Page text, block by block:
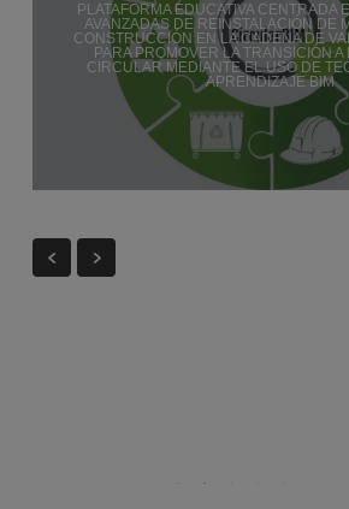
PLATAFORMA EDUCATIVA CENTRADA
AVANZADAS DE REINSTALACIÓN DE
CONSTRUCCIÓN EN LA CADENA DE
PARA PROMOVER LA TRANSICIÓN A
CIRCULAR MEDIANTE EL USO DE
APRENDIZAJE BIM